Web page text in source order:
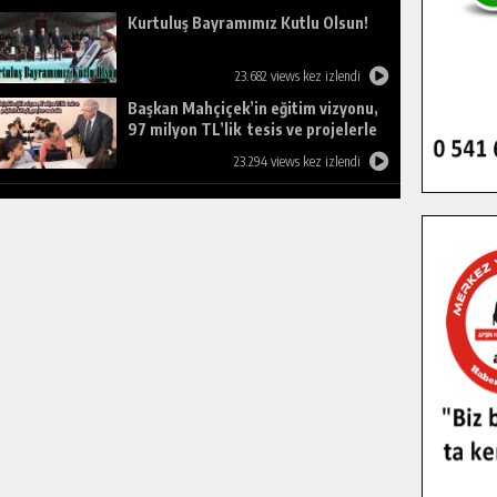
Kurtuluş Bayramımız Kutlu Olsun!
23.682 views kez izlendi
Başkan Mahçiçek’in eğitim vizyonu,
97 milyon TL’lik tesis ve projelerle
23.294 views kez izlendi